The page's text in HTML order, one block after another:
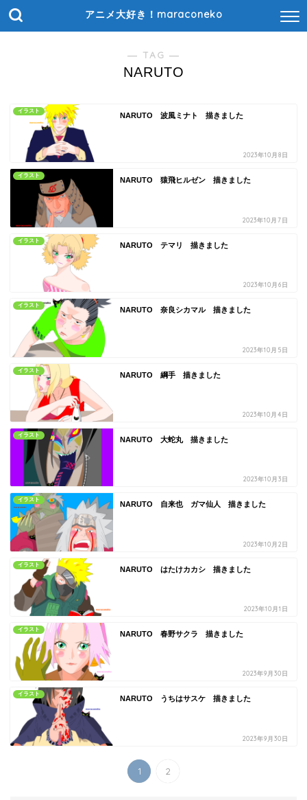
アニメ大好き！maraconeko
― TAG ―
NARUTO
イラスト
NARUTO 波風ミナト 描きました
2023年10月8日
イラスト
NARUTO 猿飛ヒルゼン 描きました
2023年10月7日
イラスト
NARUTO テマリ 描きました
2023年10月6日
イラスト
NARUTO 奈良シカマル 描きました
2023年10月5日
イラスト
NARUTO 綱手 描きました
2023年10月4日
イラスト
NARUTO 大蛇丸 描きました
2023年10月3日
イラスト
NARUTO 自来也 ガマ仙人 描きました
2023年10月2日
イラスト
NARUTO はたけカカシ 描きました
2023年10月1日
イラスト
NARUTO 春野サクラ 描きました
2023年9月30日
イラスト
NARUTO うちはサスケ 描きました
2023年9月30日
1 2